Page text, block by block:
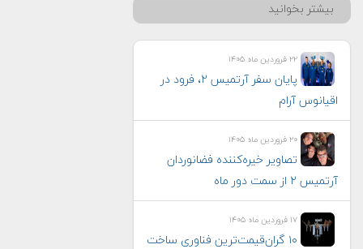
بیشتر بخوانید
۲۲ فروردین ماه ۱۴۰۵
پایان سفر آرتمیس ۲، فرود در
اقیانوس آرام
۲۰ فروردین ماه ۱۴۰۵
تصاویر خیره‌کننده فضانوردان
آرتمیس ۲ از سمت دور ماه
۱۷ فروردین ماه ۱۴۰۵
۱۰ گران‌قیمت‌ترین فناوری‌ ساخت